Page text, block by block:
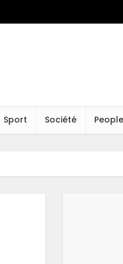
Sport Société People